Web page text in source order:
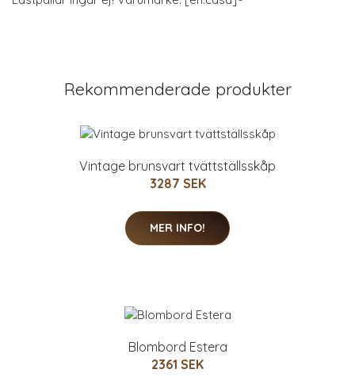
Rekommenderade produkter
Vintage brunsvart tvättställsskåp
3287 SEK
MER INFO!
Blombord Estera
2361 SEK